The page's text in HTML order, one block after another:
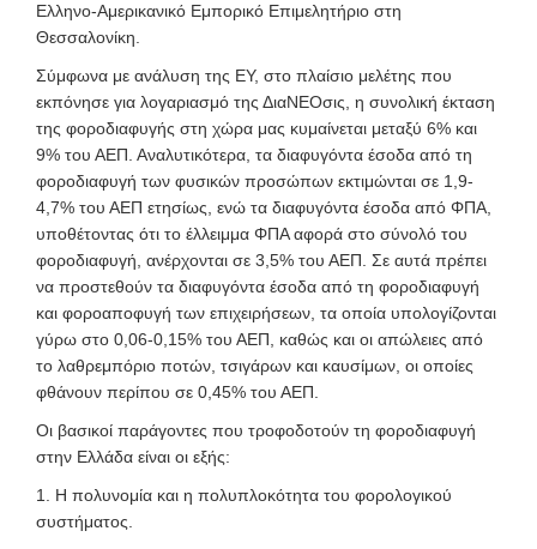
Ελληνο-Αμερικανικό Εμπορικό Επιμελητήριο στη
Θεσσαλονίκη.
Σύμφωνα με ανάλυση της ΕΥ, στο πλαίσιο μελέτης που
εκπόνησε για λογαριασμό της ΔιαΝΕΟσις, η συνολική έκταση
της φοροδιαφυγής στη χώρα μας κυμαίνεται μεταξύ 6% και
9% του ΑΕΠ. Αναλυτικότερα, τα διαφυγόντα έσοδα από τη
φοροδιαφυγή των φυσικών προσώπων εκτιμώνται σε 1,9-
4,7% του ΑΕΠ ετησίως, ενώ τα διαφυγόντα έσοδα από ΦΠΑ,
υποθέτοντας ότι το έλλειμμα ΦΠΑ αφορά στο σύνολό του
φοροδιαφυγή, ανέρχονται σε 3,5% του ΑΕΠ. Σε αυτά πρέπει
να προστεθούν τα διαφυγόντα έσοδα από τη φοροδιαφυγή
και φοροαποφυγή των επιχειρήσεων, τα οποία υπολογίζονται
γύρω στο 0,06-0,15% του ΑΕΠ, καθώς και οι απώλειες από
το λαθρεμπόριο ποτών, τσιγάρων και καυσίμων, οι οποίες
φθάνουν περίπου σε 0,45% του ΑΕΠ.
Οι βασικοί παράγοντες που τροφοδοτούν τη φοροδιαφυγή
στην Ελλάδα είναι οι εξής:
1. Η πολυνομία και η πολυπλοκότητα του φορολογικού
συστήματος.